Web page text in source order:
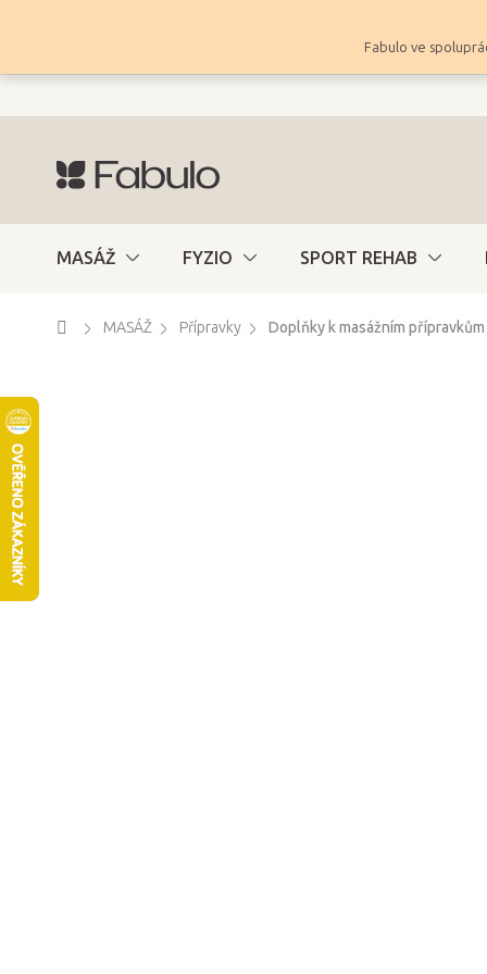
Fabulo ve
MASÁŽ FYZIO SPORT REHAB
DomůMASÁŽ Přípravky Doplňky k masážním přípravkům